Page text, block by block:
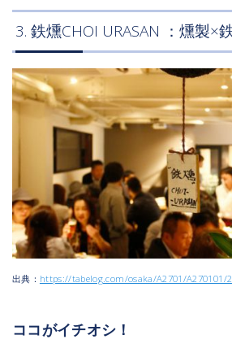
3. 鉄燻CHOI URASAN ：燻製×
出典： https://tabelog.com/osaka/A2701/A270101/
ココがイチオシ！